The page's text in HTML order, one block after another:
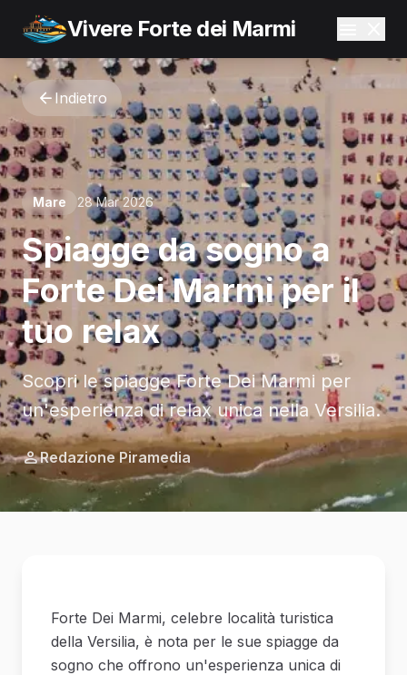
Vivere Forte dei Marmi
Indietro
Mare 28 Mar 2026
Spiagge da sogno a
Forte Dei Marmi per il
tuo relax
Scopri le spiagge Forte Dei Marmi per
un'esperienza di relax unica nella Versilia.
Redazione Piramedia
Forte Dei Marmi, celebre località turistica
della Versilia, è nota per le sue spiagge da
sogno che offrono un'esperienza unica di